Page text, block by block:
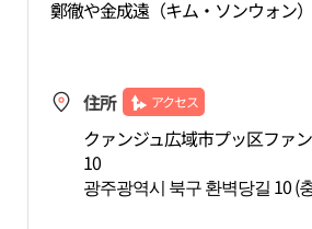
鄭徹や金成遠（キム・ソンウォン
住所 アクセス
クァンジュ広域市プッ区ファ
10
광주광역시 북구 환벽당길 10 (